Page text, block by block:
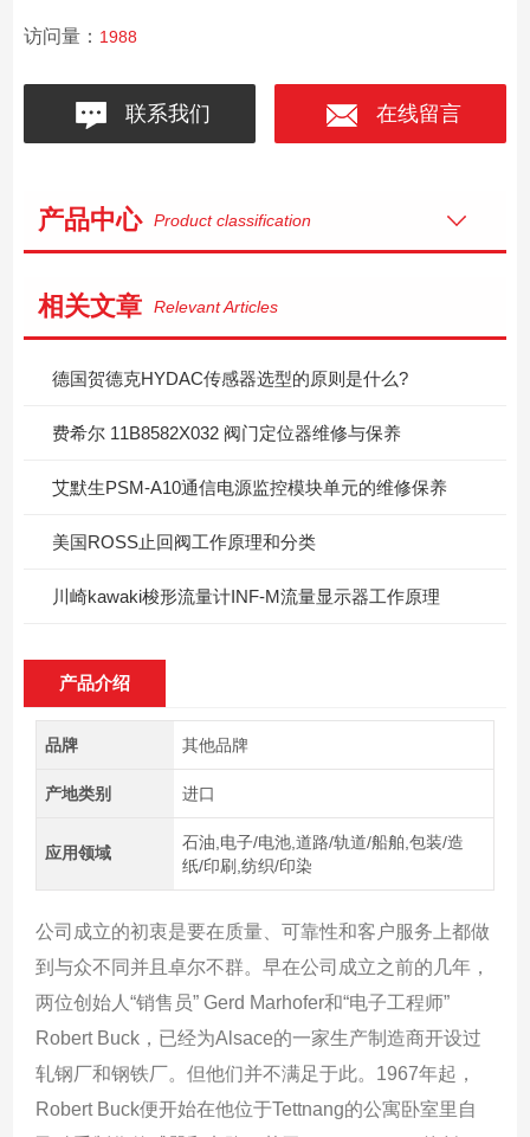
访问量： 1988
联系我们 在线留言
产品中心 Product classification
相关文章 Relevant Articles
德国贺德克HYDAC传感器选型的原则是什么?
费希尔 11B8582X032 阀门定位器维修与保养
艾默生PSM-A10通信电源监控模块单元的维修保养
美国ROSS止回阀工作原理和分类
川崎kawaki梭形流量计INF-M流量显示器​工作原理
产品介绍
品牌 其他品牌
产地类别 进口
应用领域
石油,电子/电池,道路/轨道/船舶,包装/造
纸/印刷,纺织/印染
公司成立的初衷是要在质量、可靠性和客户服务上都做
到与众不同并且卓尔不群。早在公司成立之前的几年，
两位创始人“销售员” Gerd Marhofer和“电子工程师”
Robert Buck，已经为Alsace的一家生产制造商开设过
轧钢厂和钢铁厂。但他们并不满足于此。1967年起，
Robert Buck便开始在他位于Tettnang的公寓卧室里自